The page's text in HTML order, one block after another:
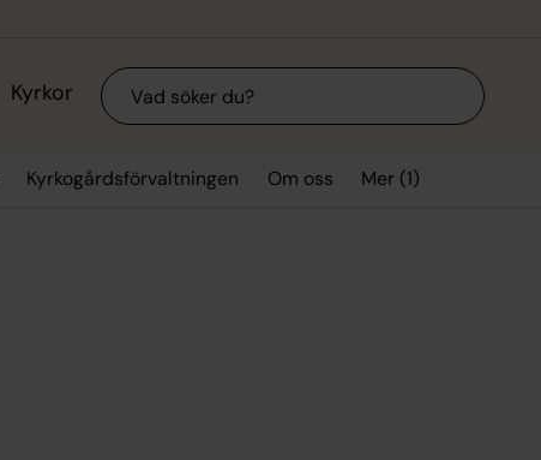
Kyrkor Sök
Kyrkogårdsförvaltningen Om oss Mer (1)